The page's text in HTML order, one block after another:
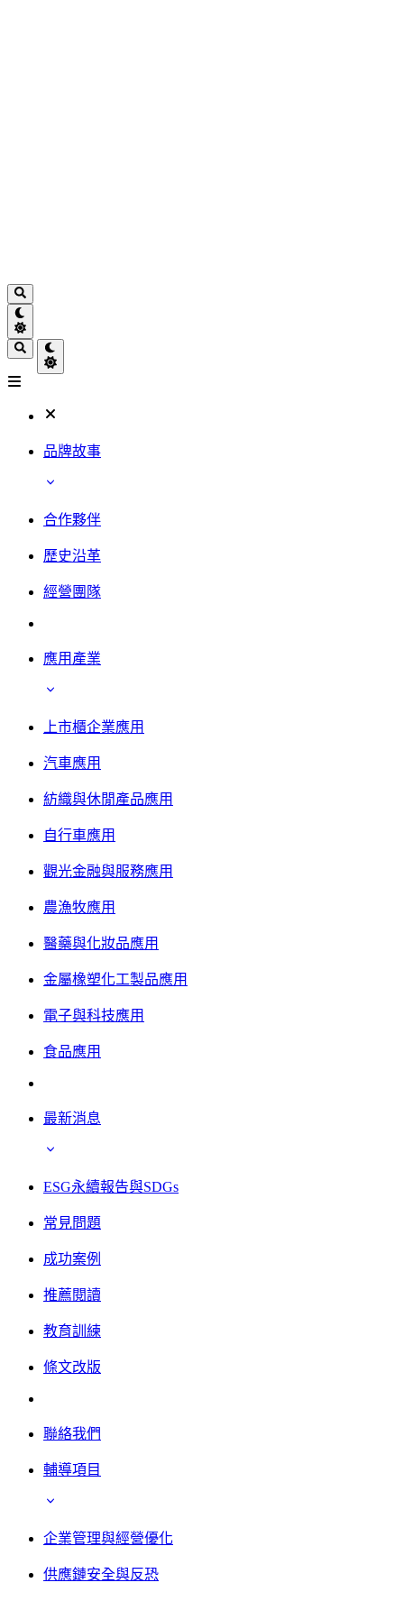
品牌故事
合作夥伴
歷史沿革
經營團隊
應用產業
上市櫃企業應用
汽車應用
紡織與休閒產品應用
自行車應用
觀光金融與服務應用
農漁牧應用
醫藥與化妝品應用
金屬橡塑化工製品應用
電子與科技應用
食品應用
最新消息
ESG永續報告與SDGs
常見問題
成功案例
推薦閱讀
教育訓練
條文改版
聯絡我們
輔導項目
企業管理與經營優化
供應鏈安全與反恐